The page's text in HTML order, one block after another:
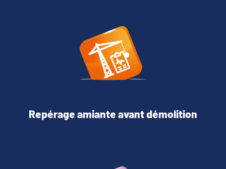
Repérage amiante avant démolition